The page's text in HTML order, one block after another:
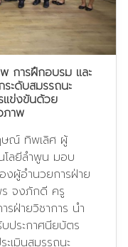
การฝึกอบรม และ
ระดับสมรรถนะ
แข่งขันด้วย
ภาพ
ษณ์ ทิพเลิศ ผู้
โลยีลำพูน มอบ
งผู้อำนวยการฝ่าย
ร จงภักดี ครู
ฝ่ายวิชาการ นำ
ประกาศนียบัตร
เมินสมรรถนะ